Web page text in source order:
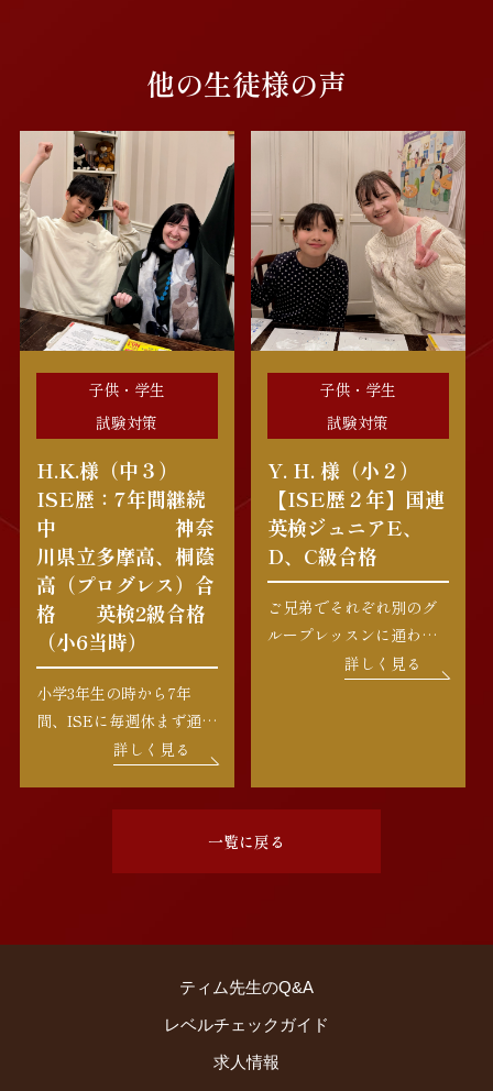
他の生徒様の声
子供・学生
試験対策
H.K.様（中３）
ISE歴：7年間継続
中 神奈
川県立多摩高、桐蔭
高（プログレス）合
格 英検2級合格
（小6当時）
小学3年生の時から7年
間、ISEに毎週休まず通い
続けられているH.K.様。
から「小学3 […]
詳しく見る
子供・学生
試験対策
Y. H. 様（小２）
【ISE歴２年】国連
英検ジュニアE、
D、C級合格
ご兄弟でそれぞれ別のグ
ループレッスンに通われ
ているY.H.様。お母様の
ステップアップが […]
詳しく見る
一覧に戻る
ティム先生のQ&A
レベルチェックガイド
求人情報